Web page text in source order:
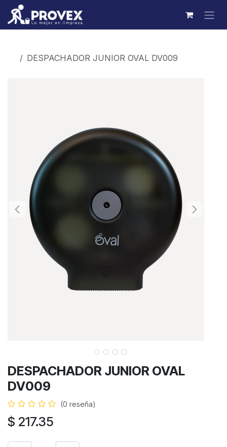
Ir al contenido
DESPACHADOR JUNIOR OVAL DV009
DESPACHADOR JUNIOR OVAL
DV009
(0 reseña)
$ 217.35